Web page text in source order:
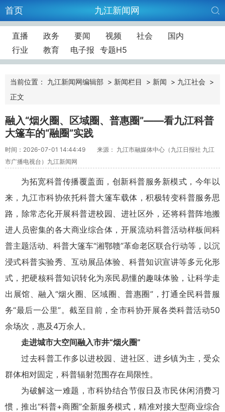
首页 九江新闻网
直播 政务 要闻 视频 社会
国内
行业
教育 电子报 专题H5
当前位置： 九江新闻网编辑部 > 新闻栏目 > 新闻 > 九江社会 >
正文
融入“烟火圈、区域圈、普惠圈”——看九江科普
大篷车的“融圈”实践
时间：2026-07-01 14:44:49
来源： 九江市融媒体中心（九江日报社 九江
市广播电视台）九江新闻网
为拓宽科普传播覆盖面，创新科普服务新模式，今年以
来，九江市科协依托科普大篷车载体，积极转变科普服务思
路，除常态化开展科普进校园、进社区外，还将科普阵地搬
进人员密集的各大商业综合体，开展流动科普活动样板间科
普主题活动、科普大篷车“湘鄂赣”革命老区联合行动等，以沉
浸式科普实验秀、互动展品体验、科普知识宣讲等多元化形
式，把硬核科普知识转化为亲民易懂的趣味体验，让科学走
出展馆、融入“烟火圈、区域圈、普惠圈”，打通全民科普服
务“最后一公里”。截至目前，全市科协开展各类科普活动50
余场次，惠及4万余人。
走进城市大空间融入市井“烟火圈”
过去科普工作多以进校园、进社区、进乡镇为主，受众
群体相对固定，科普辐射范围存在局限性。
为破解这一难题，市科协结合节假日及市民休闲消费习
惯，推出“科普+商圈”全新服务模式，精准对接大型商业综合